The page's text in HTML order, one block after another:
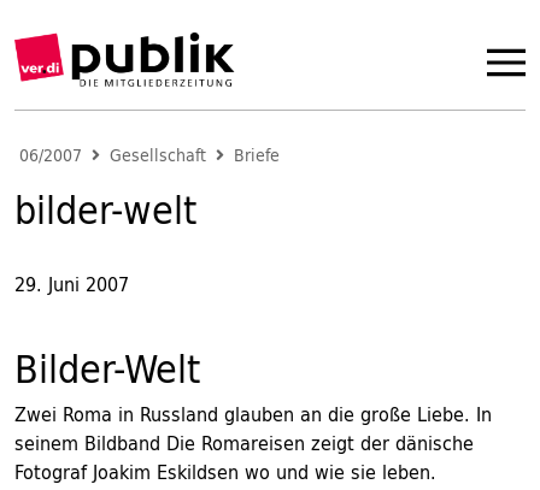
06/2007 Gesellschaft Briefe
bilder-welt
29. Juni 2007
Bilder-Welt
Zwei Roma in Russland glauben an die große Liebe. In
seinem Bildband Die Romareisen zeigt der dänische
Fotograf Joakim Eskildsen wo und wie sie leben.